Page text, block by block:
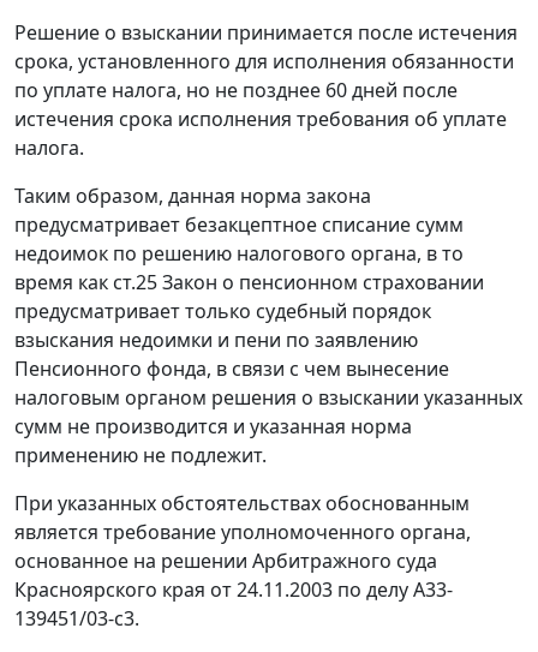
Решение о взыскании принимается после истечения
срока, установленного для исполнения обязанности
по уплате налога, но не позднее 60 дней после
истечения срока исполнения требования об уплате
налога.
Таким образом, данная норма закона
предусматривает безакцептное списание сумм
недоимок по решению налогового органа, в то
время как ст.25Закон о пенсионном страховании
предусматривает только судебный порядок
взыскания недоимки и пени по заявлению
Пенсионного фонда, в связи с чем вынесение
налоговым органом решения о взыскании указанных
сумм не производится и указанная норма
применению не подлежит.
При указанных обстоятельствах обоснованным
является требование уполномоченного органа,
основанное на решении Арбитражного суда
Красноярского края от 24.11.2003 по делу А33-
139451/03-с3.